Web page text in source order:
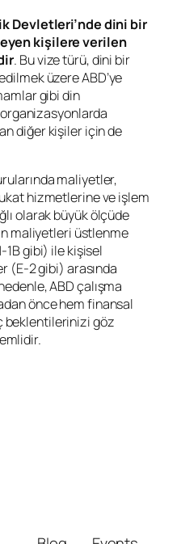
Devletleri’nde dini bir
kişilere verilen
. Bu vize türü, dini bir
üzere ABD’ye
gibi din
diğer kişiler için de
maliyetler,
hizmetlerine ve işlem
olarak büyük ölçüde
maliyetleri üstlenme
gibi) ile kişisel
(E-2 gibi) arasında
ABD çalışma
önce hem finansal
beklentilerinizi göz